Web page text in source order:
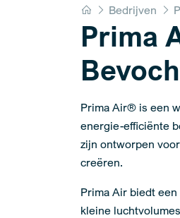
Home
Bedrijven
Prima
Prima Air® is een
energie-efficiënte
zijn ontworpen
creëren.
Prima Air biedt
kleine